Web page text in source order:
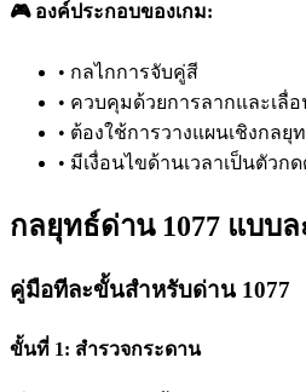
🎮 องค์ประกอบของเกม:
• กลไกการจับคู่สี
• ควบคุมด้วยการลากและเลื่
• ต้องใช้การวางแผนเชิงกลยุ
• มีเงื่อนไขด้านเวลาเป็นตัวก
กลยุทธ์ด่าน 1077 แบบล
คู่มือทีละขั้นสำหรับด่าน 1077
ขั้นที่ 1: สำรวจกระดาน